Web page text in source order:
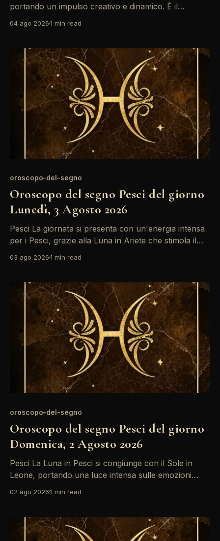
portando un impulso creativo e dinamico. È il
ma attenzione alle tensioni con Saturno che
Mantieni la calma e segui il tuo istinto. Un clima di
forte
04 ago 20261 min read
oroscopo-del-segno
Oroscopo del segno Pesci del giorno
Lunedì, 3 Agosto 2026
Pesci La giornata si presenta con un'energia intensa
per i Pesci, grazie alla Luna in Ariete che stimola il
Gemelli che si allinea favorevolmente, è il momento
dimenticare di ascoltare la tua
03 ago 20261 min read
oroscopo-del-segno
Oroscopo del segno Pesci del giorno
Domenica, 2 Agosto 2026
Pesci La Luna in Pesci si congiunge con il Sole in
Leone, portando una luce intensa sulle emozioni
che desideri veramente nella vita. Non farti
Con la Luna nel tuo segno e in
02 ago 20261 min read